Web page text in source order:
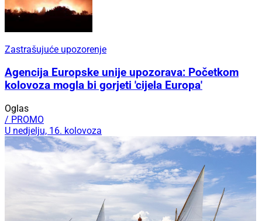
Zastrašujuće upozorenje
Agencija Europske unije upozorava: Početkom
kolovoza mogla bi gorjeti 'cijela Europa'
Oglas
/ PROMO
U nedjelju, 16. kolovoza